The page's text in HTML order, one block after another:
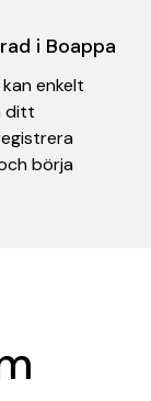
i Boappa
enkelt
ditt
börja